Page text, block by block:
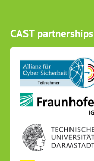
CAST partnerships